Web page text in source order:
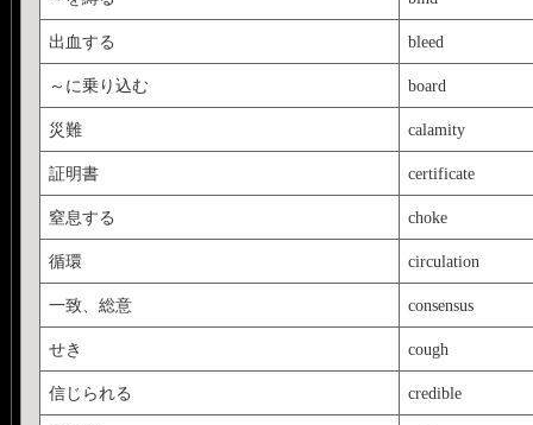
出血する bleed
～に乗り込む board
災難 calamity
証明書 certificate
窒息する choke
循環 circulation
一致、総意 consensus
せき cough
信じられる credible